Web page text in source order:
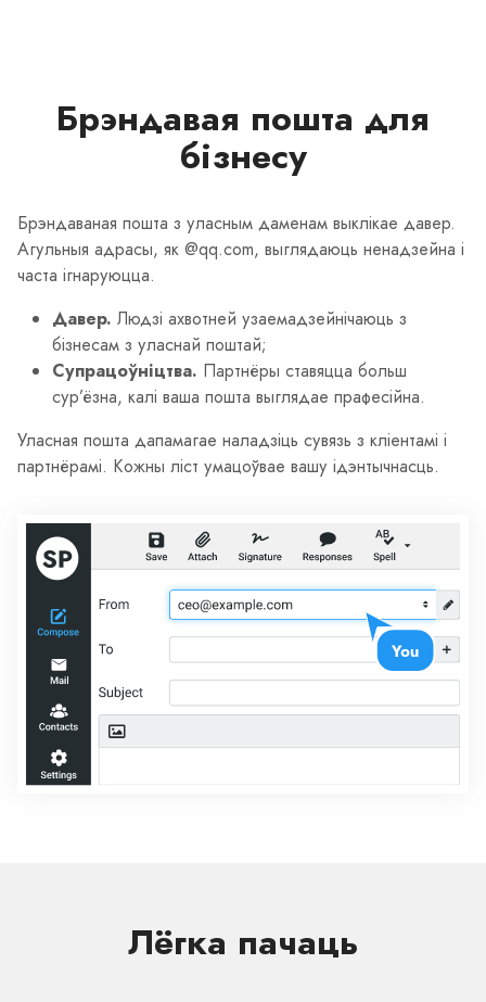
Брэндавая пошта для
бізнесу
Брэндаваная пошта з уласным даменам выклікае давер.
Агульныя адрасы, як @qq.com, выглядаюць ненадзейна і
часта ігнаруюцца.
Давер. Людзі ахвотней узаемадзейнічаюць з
бізнесам з уласнай поштай;
Супрацоўніцтва. Партнёры ставяцца больш
сур’ёзна, калі ваша пошта выглядае прафесійна.
Уласная пошта дапамагае наладзіць сувязь з кліентамі і
партнёрамі. Кожны ліст умацоўвае вашу ідэнтычнасць.
Лёгка пачаць